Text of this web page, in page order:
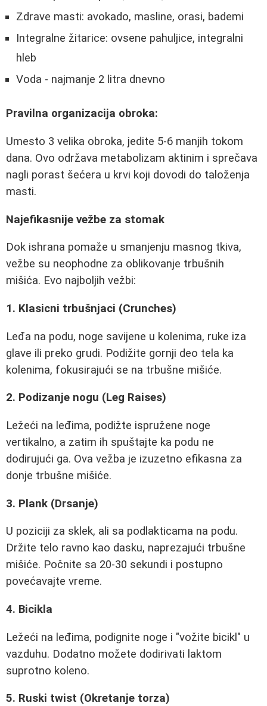
Zdrave masti: avokado, masline, orasi, bademi
Integralne žitarice: ovsene pahuljice, integralni
hleb
Voda - najmanje 2 litra dnevno
Pravilna organizacija obroka:
Umesto 3 velika obroka, jedite 5-6 manjih tokom
dana. Ovo održava metabolizam aktinim i sprečava
nagli porast šećera u krvi koji dovodi do taloženja
masti.
Najefikasnije vežbe za stomak
Dok ishrana pomaže u smanjenju masnog tkiva,
vežbe su neophodne za oblikovanje trbušnih
mišića. Evo najboljih vežbi:
1. Klasicni trbušnjaci (Crunches)
Leđa na podu, noge savijene u kolenima, ruke iza
glave ili preko grudi. Podižite gornji deo tela ka
kolenima, fokusirajući se na trbušne mišiće.
2. Podizanje nogu (Leg Raises)
Ležeći na leđima, podižte ispružene noge
vertikalno, a zatim ih spuštajte ka podu ne
dodirujući ga. Ova vežba je izuzetno efikasna za
donje trbušne mišiće.
3. Plank (Drsanje)
U poziciji za sklek, ali sa podlakticama na podu.
Držite telo ravno kao dasku, naprezajući trbušne
mišiće. Počnite sa 20-30 sekundi i postupno
povećavajte vreme.
4. Bicikla
Ležeći na leđima, podignite noge i "vožite bicikl" u
vazduhu. Dodatno možete dodirivati laktom
suprotno koleno.
5. Ruski twist (Okretanje torza)